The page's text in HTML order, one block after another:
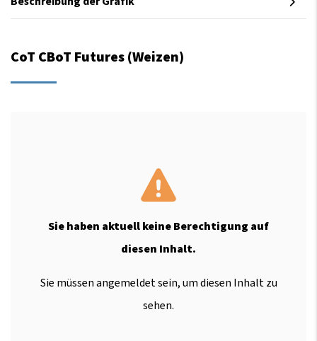
CoT CBoT Futures (Weizen)
Sie haben aktuell keine Berechtigung auf
diesen Inhalt.
Sie müssen angemeldet sein, um diesen Inhalt zu
sehen.